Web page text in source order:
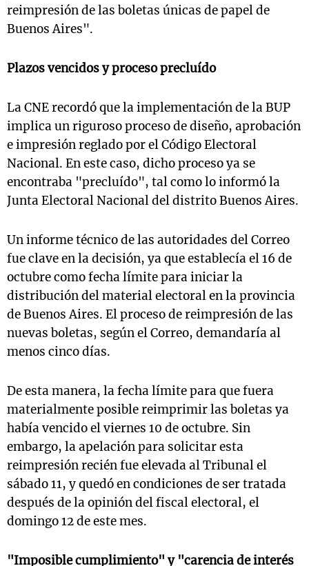
reimpresión de las boletas únicas de papel de
Buenos Aires".
Plazos vencidos y proceso precluído
La CNE recordó que la implementación de la BUP
implica un riguroso proceso de diseño, aprobación
e impresión reglado por el Código Electoral
Nacional. En este caso, dicho proceso ya se
encontraba "precluído", tal como lo informó la
Junta Electoral Nacional del distrito Buenos Aires.
Un informe técnico de las autoridades del Correo
fue clave en la decisión, ya que establecía el 16 de
octubre como fecha límite para iniciar la
distribución del material electoral en la provincia
de Buenos Aires. El proceso de reimpresión de las
nuevas boletas, según el Correo, demandaría al
menos cinco días.
De esta manera, la fecha límite para que fuera
materialmente posible reimprimir las boletas ya
había vencido el viernes 10 de octubre. Sin
embargo, la apelación para solicitar esta
reimpresión recién fue elevada al Tribunal el
sábado 11, y quedó en condiciones de ser tratada
después de la opinión del fiscal electoral, el
domingo 12 de este mes.
"Imposible cumplimiento" y "carencia de interés